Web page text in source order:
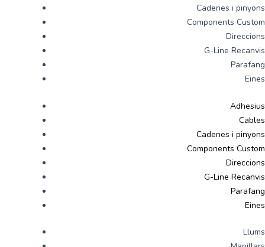
Cadenes i pinyons
Components Custom
Direccions
G-Line Recanvis
Parafang
Eines
Adhesius
Cables
Cadenes i pinyons
Components Custom
Direccions
G-Line Recanvis
Parafang
Eines
Llums